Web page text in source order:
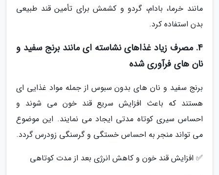
مانند خرما، بادام، گردو و کشمش برای تأمین قند طبیعی
بدن استفاده کرد.
4. مصرف زیاد غذاهای نشاسته ای مانند برنج سفید و
نان های فرآوری شده
برنج سفید و نان های بدون سبوس از جمله مواد غذایی ای
هستند که باعث افزایش سریع قند خون می شوند و
احساس سیری کوتاه مدتی ایجاد می نمایند. این موضوع
می تواند منجر به احساس خستگی و گرسنگی زودرس گردد.
✅ افزایش قند خون و کاهش انرژی بعد از مدت کوتاهی